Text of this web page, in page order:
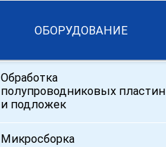
ОБОРУДОВАНИЕ
Обработка
полупроводниковых пластин
и подложек
Микросборка